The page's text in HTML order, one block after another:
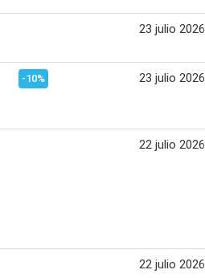
23 julio 2026
-10% 23 julio 2026
22 julio 2026
22 julio 2026